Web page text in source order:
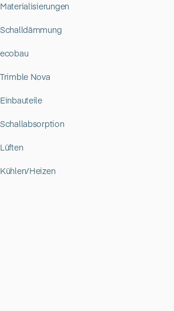
Materialisierungen
Schalldämmung
ecobau
Trimble Nova
Einbauteile
Schallabsorption
Lüften
Kühlen/Heizen